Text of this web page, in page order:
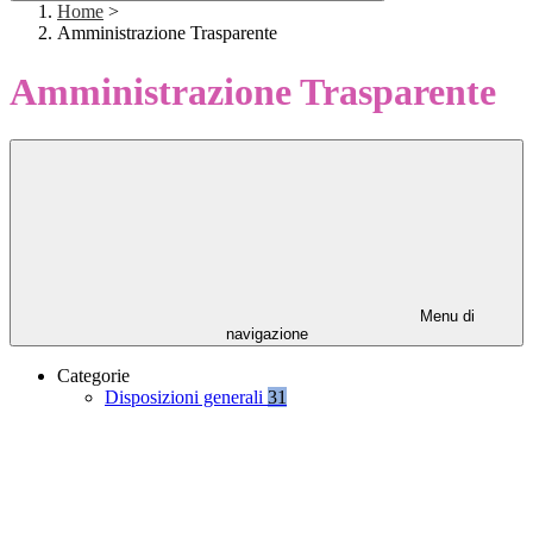
Home >
Amministrazione Trasparente
Amministrazione Trasparente
Menu di
navigazione
Categorie
Disposizioni generali 31